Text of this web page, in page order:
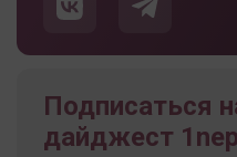
Подписаться
дайджест